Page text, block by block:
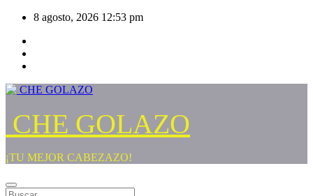
Saltar
contenido
8 agosto, 2026 12:53 pm
CHE GOLAZO
¡TU MEJOR CABEZAZO!